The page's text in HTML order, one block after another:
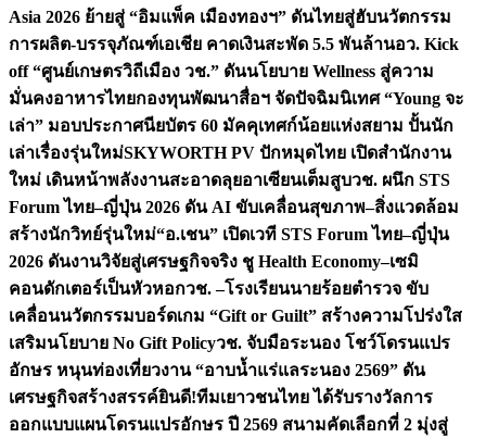
Asia 2026 ย้ายสู่ “อิมแพ็ค เมืองทองฯ” ดันไทยสู่ฮับนวัตกรรม
การผลิต-บรรจุภัณฑ์เอเชีย คาดเงินสะพัด 5.5 พันล้านอว. Kick
off “ศูนย์เกษตรวิถีเมือง วช.” ดันนโยบาย Wellness สู่ความ
มั่นคงอาหารไทยกองทุนพัฒนาสื่อฯ จัดปัจฉิมนิเทศ “Young จะ
เล่า” มอบประกาศนียบัตร 60 มัคคุเทศก์น้อยแห่งสยาม ปั้นนัก
เล่าเรื่องรุ่นใหม่SKYWORTH PV ปักหมุดไทย เปิดสำนักงาน
ใหม่ เดินหน้าพลังงานสะอาดลุยอาเซียนเต็มสูบวช. ผนึก STS
Forum ไทย–ญี่ปุ่น 2026 ดัน AI ขับเคลื่อนสุขภาพ–สิ่งแวดล้อม
สร้างนักวิทย์รุ่นใหม่“อ.เชน” เปิดเวที STS Forum ไทย–ญี่ปุ่น
2026 ดันงานวิจัยสู่เศรษฐกิจจริง ชู Health Economy–เซมิ
คอนดักเตอร์เป็นหัวหอกวช. –โรงเรียนนายร้อยตำรวจ ขับ
เคลื่อนนวัตกรรมบอร์ดเกม “Gift or Guilt” สร้างความโปร่งใส
เสริมนโยบาย No Gift Policyวช. จับมือระนอง โชว์โดรนแปร
อักษร หนุนท่องเที่ยวงาน “อาบน้ำแร่แลระนอง 2569” ดัน
เศรษฐกิจสร้างสรรค์ยินดี!ทีมเยาวชนไทย ได้รับรางวัลการ
ออกแบบแผนโดรนแปรอักษร ปี 2569 สนามคัดเลือกที่ 2 มุ่งสู่